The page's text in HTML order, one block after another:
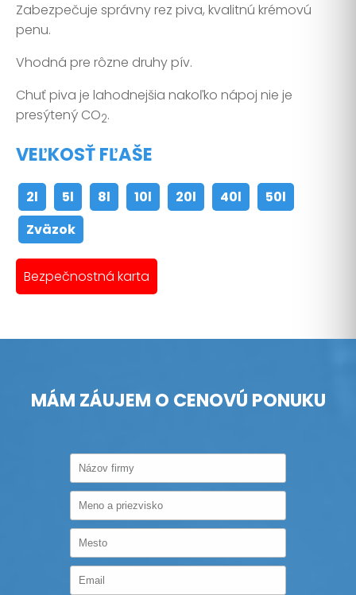
Zabezpečuje správny rez piva, kvalitnú krémovú
penu.
Vhodná pre rôzne druhy pív.
Chuť piva je lahodnejšia nakoľko nápoj nie je
presýtený CO2.
VEĽKOSŤ FĽAŠE
2l 5l 8l 10l 20l 40l
50l
Zväzok
Bezpečnostná karta
MÁM ZÁUJEM O CENOVÚ PONUKU